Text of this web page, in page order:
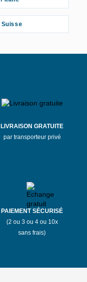
Suisse
LIVRAISON GRATUITE
par transporteur privé
PAIEMENT SÉCURISÉ
(2 ou 3 ou 4 ou 10x
sans frais)